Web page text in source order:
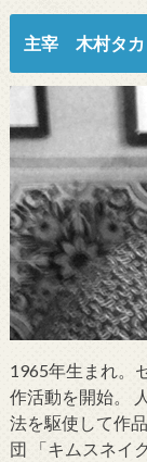
主宰 木村タカ
1965年生まれ。
作活動を開始。
法を駆使して作
団 「キムスネイ